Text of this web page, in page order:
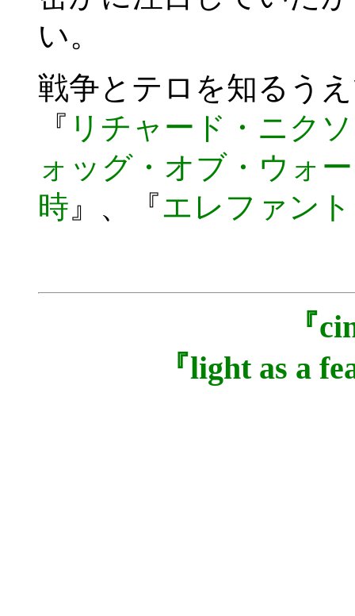
い。
戦争とテロを知るう
『 リチャード・ニク
ォッグ・オブ・ウォー
時 』、『エレファント
『
『light as a